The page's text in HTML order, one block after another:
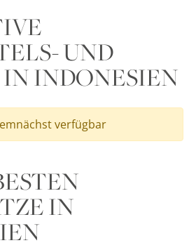
UND
IN INDONESIEN
verfügbar
IN